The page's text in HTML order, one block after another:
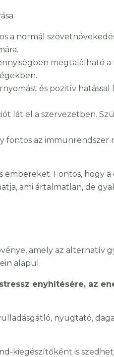
a normál
megtalálható a
és pozitív hatással
lát el a szervezetben.
fontos az immunrendszer
embereket. Fontos, hogy a
ami ártalmatlan, de
amely az alternatív
alapul.
enyhítésére, az
nyugtató,
kiegészítőként is